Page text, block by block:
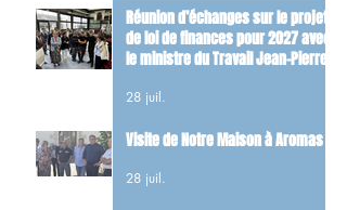
Réunion d’échanges sur le projet
de loi de finances pour 2027 avec
le ministre du Travail Jean-Pierre
28 juil.
Visite de Notre Maison à Aromas
28 juil.